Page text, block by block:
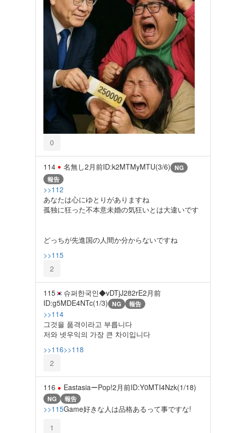
0
114 名無し2月前ID:k2MTMyMTU(3/6) NG
報告
>>112
あなたは心にゆとりがありますね
孤独に狂った不本意未婚の気狂いとは大違いです
どっちが先進国の人間か分からないですね
>>115
2
115 슈퍼한국인◆vDTjJ282rE2月前
ID:g5MDE4NTc(1/3) NG 報告
>>114
그것을 품격이라고 부릅니다
저와 넷우익의 가장 큰 차이입니다
>>116>>118
2
116 EastasiaーPop!2月前ID:Y0MTI4Nzk(1/18)
NG 報告
>>115Game好きな人は品格あるって事ですな!
1